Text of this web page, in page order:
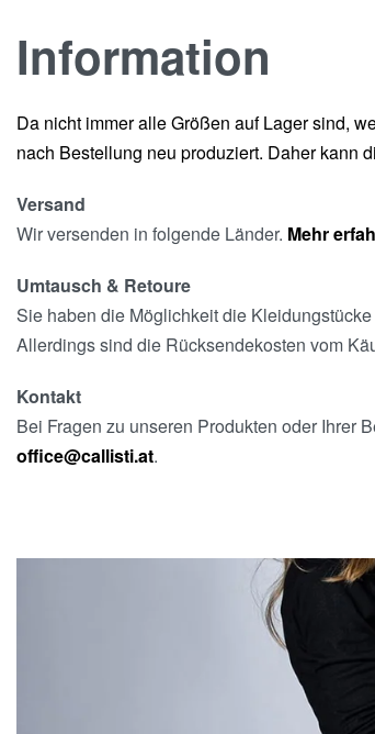
Information
Da nicht immer alle Größen auf Lager sind,
nach Bestellung neu produziert. Daher kann
Versand
Wir versenden in folgende Länder. Mehr
Umtausch & Retoure
Sie haben die Möglichkeit die
Allerdings sind die Rücksendekosten vom
Kontakt
Bei Fragen zu unseren Produkten oder Ihrer
office@callisti.at.